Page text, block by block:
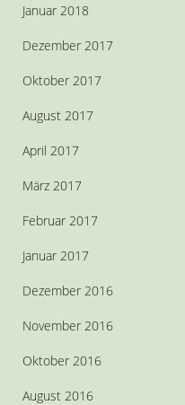
Januar 2018
Dezember 2017
Oktober 2017
August 2017
April 2017
März 2017
Februar 2017
Januar 2017
Dezember 2016
November 2016
Oktober 2016
August 2016